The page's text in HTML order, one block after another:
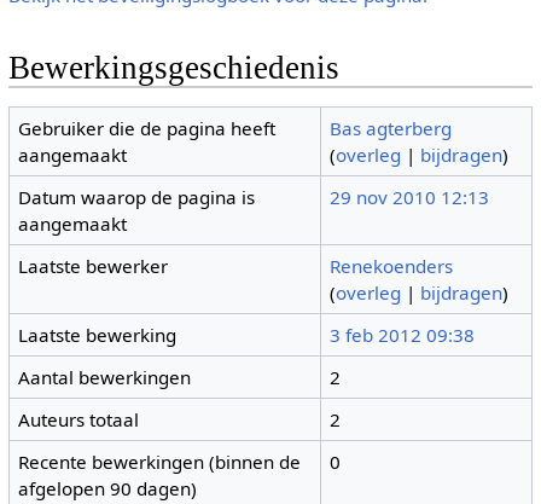
Bewerkingsgeschiedenis
Gebruiker die de pagina heeft
aangemaakt
Bas agterberg
(overleg | bijdragen)
Datum waarop de pagina is
aangemaakt
29 nov 2010 12:13
Laatste bewerker
Renekoenders
(overleg | bijdragen)
Laatste bewerking
3 feb 2012 09:38
Aantal bewerkingen
2
Auteurs totaal
2
Recente bewerkingen (binnen de
afgelopen 90 dagen)
0